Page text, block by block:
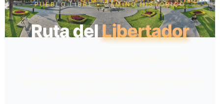
PUEBLO LIBRE • CAMINO HISTÓRICO
Ruta delLibertador